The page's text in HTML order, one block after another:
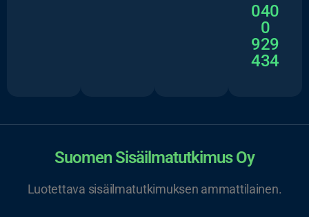
040
0
929
434
Suomen Sisäilmatutkimus Oy
Luotettava sisäilmatutkimuksen ammattilainen.